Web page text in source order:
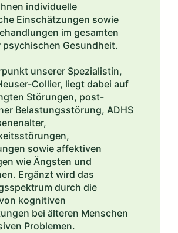
individuelle
Einschätzungen sowie
im gesamten
psychischen Gesundheit.
unserer Spezialistin,
Collier, liegt dabei auf
Störungen, post-
Belastungsstörung, ADHS
sowie affektiven
wie Ängsten und
Ergänzt wird das
durch die
kognitiven
bei älteren Menschen
Problemen.